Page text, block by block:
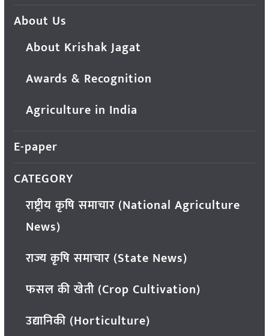
About Us
About Krishak Jagat
Awards & Recognition
Agriculture in India
E-paper
CATEGORY
राष्ट्रीय कृषि समाचार (National Agriculture
News)
राज्य कृषि समाचार (State News)
फसल की खेती (Crop Cultivation)
उद्यानिकी (Horticulture)